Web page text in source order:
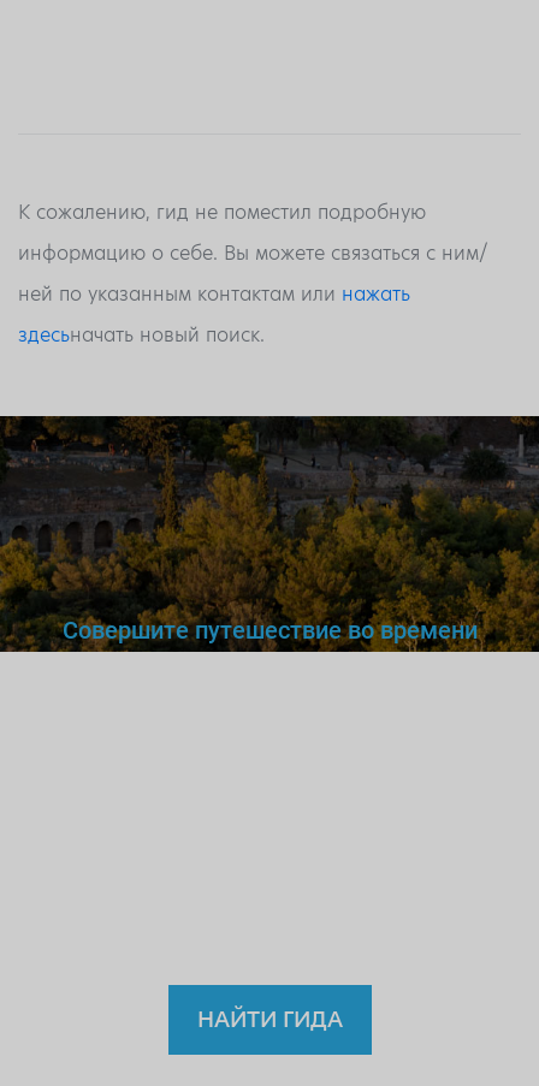
К сожалению, гид не поместил подробную
информацию о себе. Вы можете связаться с ним/
ней по указанным контактам или нажать
здесьначать новый поиск.
Совершите путешествие во времени
НАЙТИ ГИДА